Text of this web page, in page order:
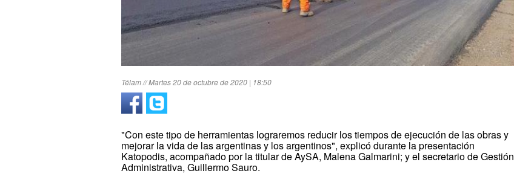
Télam // Martes 20 de octubre de 2020 | 18:50
"Con este tipo de herramientas lograremos reducir los tiempos de ejecución de las obras y
mejorar la vida de las argentinas y los argentinos", explicó durante la presentación
Katopodis, acompañado por la titular de AySA, Malena Galmarini; y el secretario de Gestión
Administrativa, Guillermo Sauro.